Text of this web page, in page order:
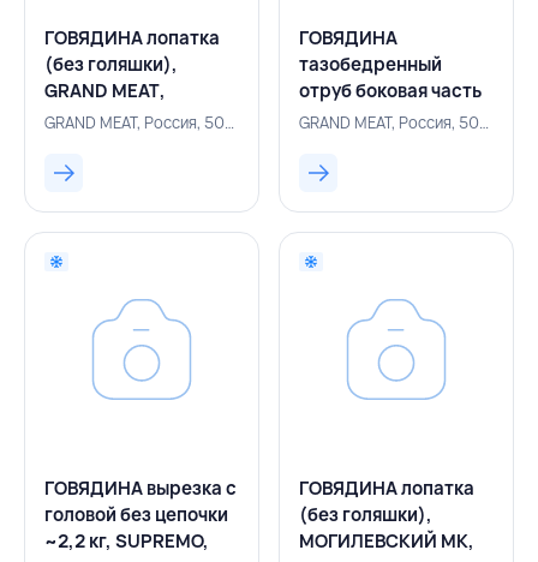
ГОВЯДИНА лопатка
(без голяшки),
GRAND MEAT,
РОССИЯ
GRAND MEAT, Россия, 500004675
ГОВЯДИНА
тазобедренный
отруб боковая часть
(оковалок), GRAND GRAND MEAT, Россия, 500004670
ГОВЯДИНА вырезка с
головой без цепочки
~2,2 кг, SUPREMO,
ГОВЯДИНА лопатка
(без голяшки),
МОГИЛЕВСКИЙ МК,